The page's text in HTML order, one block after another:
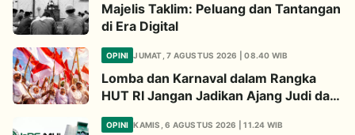
Majelis Taklim: Peluang dan Tantangan
di Era Digital
OPINI JUMAT, 7 AGUSTUS 2026 | 08.40 WIB
Lomba dan Karnaval dalam Rangka
HUT RI Jangan Jadikan Ajang Judi dan
Kampanye LGBT
OPINI KAMIS, 6 AGUSTUS 2026 | 11.24 WIB